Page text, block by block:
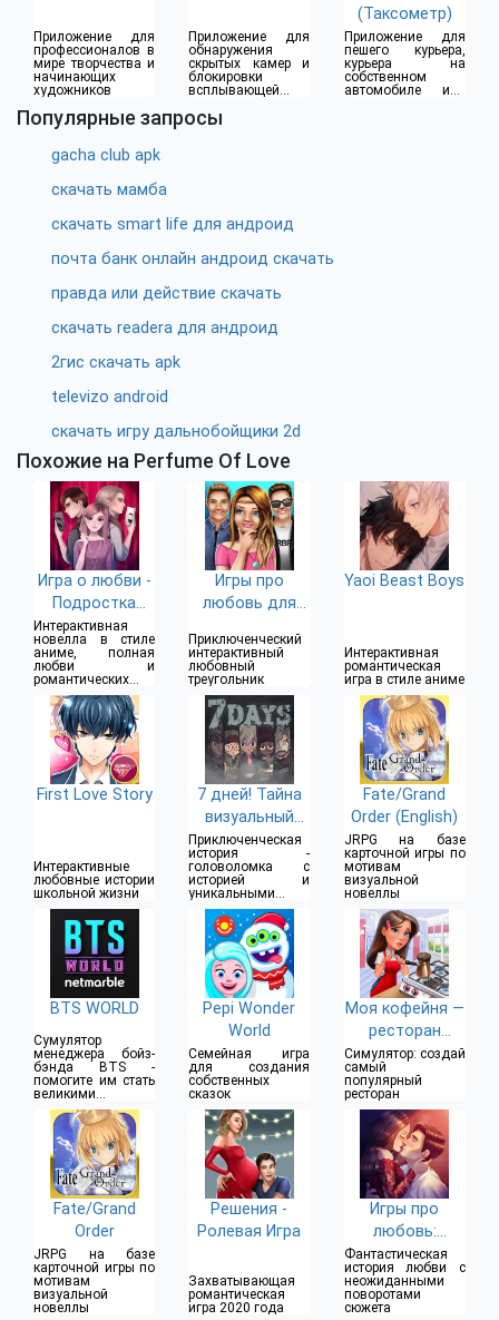
Приложение для
профессионалов в
мире творчества и
начинающих
художников
Приложение для
обнаружения
скрытых камер и
блокировки
всплывающей
(Таксометр)
Приложение для
пешего курьера,
курьера на
собственном
автомобиле или
Популярные запросы
gacha club apk
скачать мамба
скачать smart life для андроид
почта банк онлайн андроид скачать
правда или действие скачать
скачать readera для андроид
2гис скачать apk
televizo android
скачать игру дальнобойщики 2d
Похожие на Perfume Of Love
Игра о любви -
Подростка
драма
Интерактивная
новелла в стиле
аниме, полная
любви и
романтических
отношений
Игры про
любовь для
Приключенческий
интерактивный
любовный
треугольник
Yaoi Beast Boys
Интерактивная
романтическая
игра в стиле аниме
First Love Story
Интерактивные
любовные истории
школьной жизни
7 дней! Тайна
визуальный
роман
Приключенческая
история -
головоломка с
историей и
уникальными
иллюстрациями
Fate/Grand
Order (English)
JRPG на базе
карточной игры по
мотивам
визуальной
новеллы
BTS WORLD
Сумулятор
менеджера бойз-
бэнда BTS -
помогите им стать
великими
исполнителями
Pepi Wonder
World
Семейная игра
для создания
собственных
сказок
Моя кофейня —
ресторан
мечты
Симулятор: создай
самый
популярный
ресторан
Fate/Grand
Order
JRPG на базе
карточной игры по
мотивам
визуальной
новеллы
Решения -
Ролевая Игра
Захватывающая
романтическая
игра 2020 года
Игры про
любовь:
Амнезия
Фантастическая
история любви с
неожиданными
поворотами
сюжета